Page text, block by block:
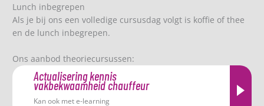
Lunch inbegrepen
Als je bij ons een volledige cursusdag volgt is koffie of thee
en de lunch inbegrepen.
Ons aanbod theoriecursussen:
Actualisering kennis
vakbekwaamheid chauffeur
Kan ook met e-learning